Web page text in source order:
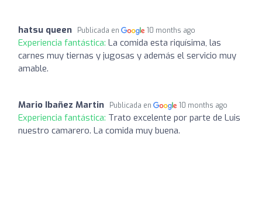
hatsu queen Publicada en 10 months ago
Experiencia fantástica: La comida esta riquísima, las
carnes muy tiernas y jugosas y además el servicio muy
amable.
Mario Ibañez Martin Publicada en 10 months ago
Experiencia fantástica: Trato excelente por parte de Luis
nuestro camarero. La comida muy buena.